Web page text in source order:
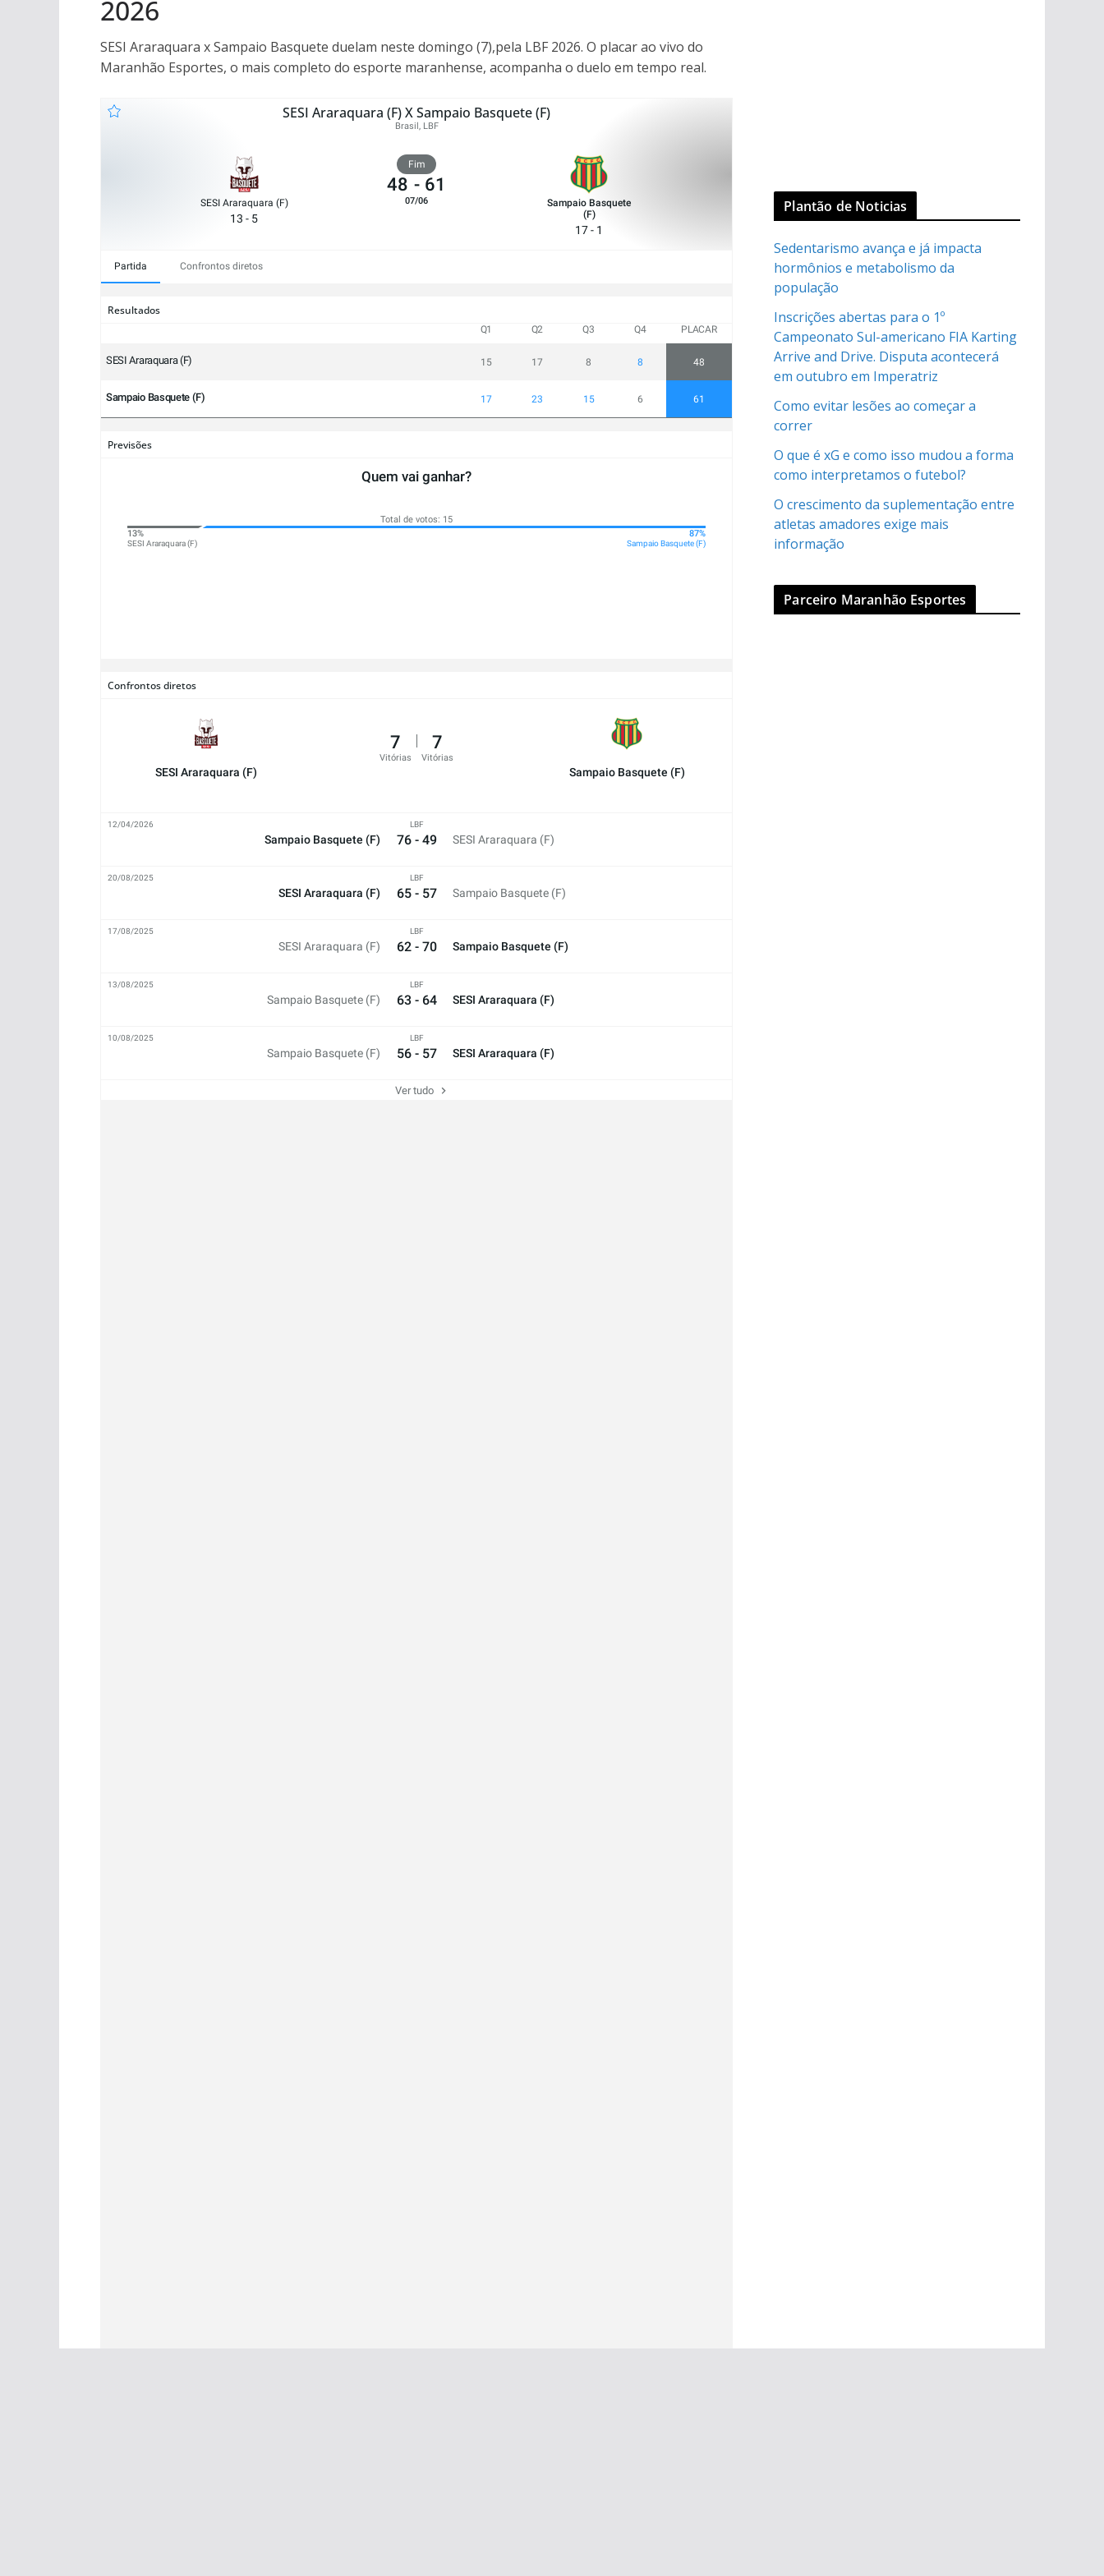
2026
SESI Araraquara x Sampaio Basquete duelam neste domingo (7),pela LBF 2026. O placar ao vivo do
Maranhão Esportes, o mais completo do esporte maranhense, acompanha o duelo em tempo real.
SESI Araraquara (F) X Sampaio Basquete (F)
Brasil, LBF
SESI Araraquara (F)
13 - 5
Fim
48 - 61
07/06
Sampaio Basquete
(F)
17 - 1
Partida Confrontos diretos
Resultados
Q1 Q2 Q3 Q4 PLACAR
SESI Araraquara (F) 15 17 8 8 48
Sampaio Basquete (F) 17 23 15 6 61
Previsões
Quem vai ganhar?
Total de votos: 15
13%
SESI Araraquara (F)
87%
Sampaio Basquete (F)
Confrontos diretos
SESI Araraquara (F)
7
Vitórias
7
Vitórias
Sampaio Basquete (F)
Sampaio Basquete (F)
LBF
76 - 49 SESI Araraquara (F)
12/04/2026
SESI Araraquara (F)
LBF
65 - 57 Sampaio Basquete (F)
20/08/2025
SESI Araraquara (F)
LBF
62 - 70 Sampaio Basquete (F)
17/08/2025
Sampaio Basquete (F)
LBF
63 - 64 SESI Araraquara (F)
13/08/2025
Sampaio Basquete (F)
LBF
56 - 57 SESI Araraquara (F)
10/08/2025
Ver tudo
Plantão de Noticias
Sedentarismo avança e já impacta
hormônios e metabolismo da
população
Inscrições abertas para o 1º
Campeonato Sul-americano FIA Karting
Arrive and Drive. Disputa acontecerá
em outubro em Imperatriz
Como evitar lesões ao começar a
correr
O que é xG e como isso mudou a forma
como interpretamos o futebol?
O crescimento da suplementação entre
atletas amadores exige mais
informação
Parceiro Maranhão Esportes